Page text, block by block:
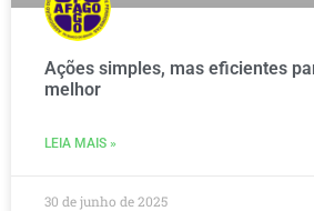
Ações simples, mas eficientes
melhor
LEIA MAIS »
30 de junho de 2025